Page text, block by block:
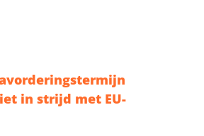
in strijd met EU-